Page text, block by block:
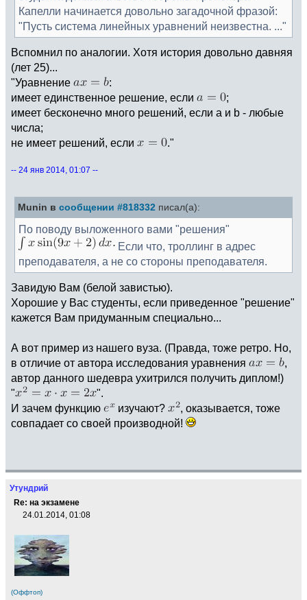
Капелли начинается довольно загадочной фразой:
"Пусть система линейных уравнений неизвестна. ..."
Вспомнил по аналогии. Хотя история довольно давняя
(лет 25)...
"Уравнение
:
имеет единственное решение, если
;
имеет бесконечно много решений, если a и b - любые
числа;
не имеет решений, если
."
-- 24 янв 2014, 01:07 --
Munin в сообщении #818332 писал(а):
По поводу выложенного вами "решения"
Если что, троллинг в адрес
преподавателя, а не со стороны преподавателя.
Завидую Вам (белой завистью).
Хорошие у Вас студенты, если приведенное "решение"
кажется Вам придуманным специально...
А вот пример из нашего вуза. (Правда, тоже ретро. Но,
в отличие от автора исследования уравнения
,
автор данного шедевра ухитрился получить диплом!)
"
".
И зачем функцию
изучают?
, оказывается, тоже
совпадает со своей производной!
Утундрий
Re: на экзамене
24.01.2014, 01:08
(Оффтоп)